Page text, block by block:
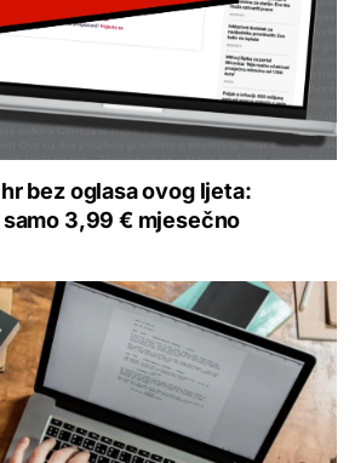
bez oglasa ovog ljeta:
3,99 € mjesečno